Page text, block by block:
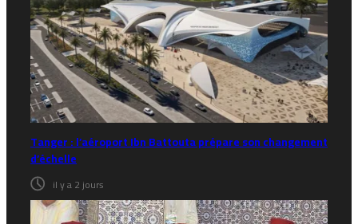
Tanger : l’aéroport Ibn Battouta prépare son changement
d’échelle
il y a 2 jours